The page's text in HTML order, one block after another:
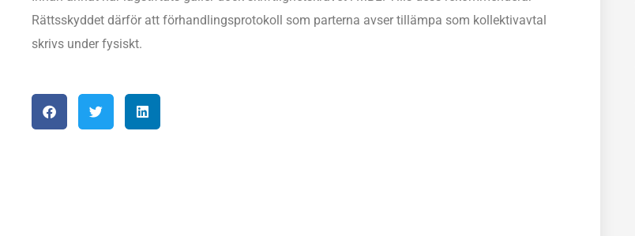
Rättsskyddet därför att förhandlingsprotokoll som parterna avser tillämpa som kollektivavtal
skrivs under fysiskt.